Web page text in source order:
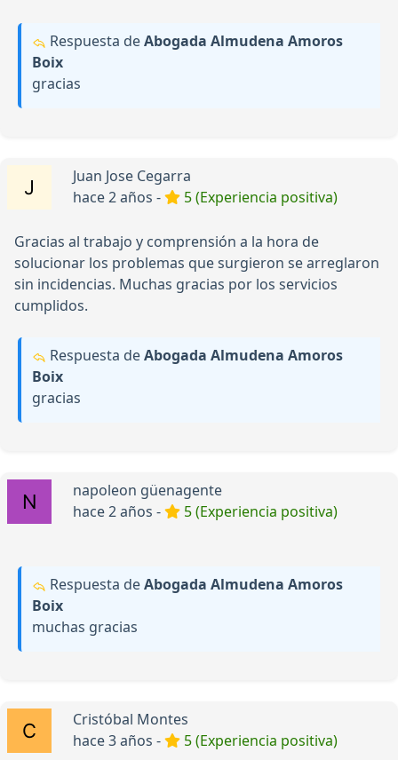
Respuesta deAbogada Almudena Amoros
Boix
gracias
Juan Jose Cegarra
hace 2 años -
5 (Experiencia positiva)
Gracias al trabajo y comprensión a la hora de
solucionar los problemas que surgieron se arreglaron
sin incidencias. Muchas gracias por los servicios
cumplidos.
Respuesta deAbogada Almudena Amoros
Boix
gracias
napoleon güenagente
hace 2 años -
5 (Experiencia positiva)
Respuesta deAbogada Almudena Amoros
Boix
muchas gracias
Cristóbal Montes
hace 3 años -
5 (Experiencia positiva)